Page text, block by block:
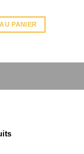
PANIER